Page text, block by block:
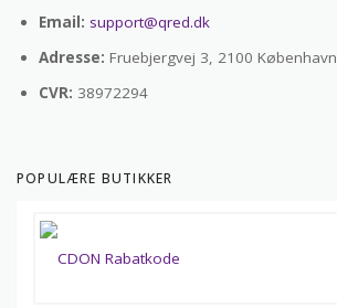
Email: support@qred.dk
Adresse: Fruebjergvej 3, 2100 København
CVR: 38972294
POPULÆRE BUTIKKER